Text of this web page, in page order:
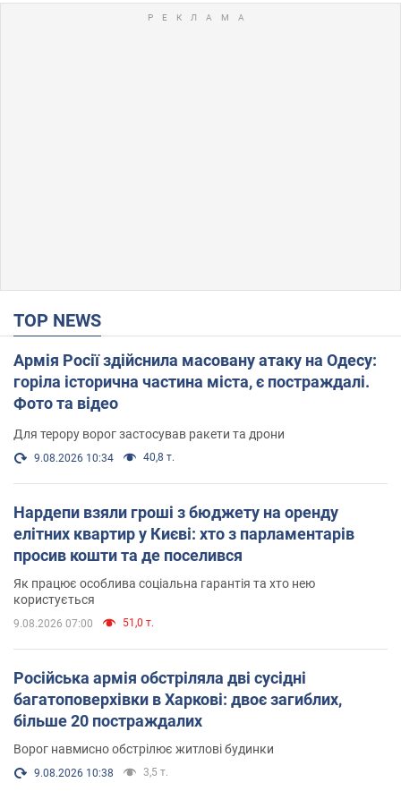
TOP NEWS
Армія Росії здійснила масовану атаку на Одесу:
горіла історична частина міста, є постраждалі.
Фото та відео
Для терору ворог застосував ракети та дрони
9.08.2026 10:34 40,8 т.
Нардепи взяли гроші з бюджету на оренду
елітних квартир у Києві: хто з парламентарів
просив кошти та де поселився
Як працює особлива соціальна гарантія та хто нею
користується
9.08.2026 07:00 51,0 т.
Російська армія обстріляла дві сусідні
багатоповерхівки в Харкові: двоє загиблих,
більше 20 постраждалих
Ворог навмисно обстрілює житлові будинки
9.08.2026 10:38 3,5 т.